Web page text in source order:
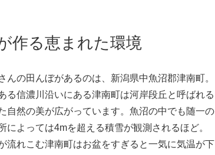
作る恵まれた環境
んの田んぼがあるのは、新潟県中魚沼郡津南町。
る信濃川沿いにある津南町は河岸段丘と呼ばれる
自然の美が広がっています。魚沼の中でも随一の
によっては4mを超える積雪が観測されるほど。
流れこむ津南町はお盆をすぎると一気に気温が下